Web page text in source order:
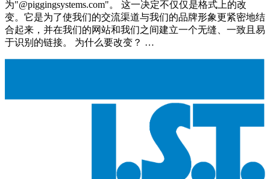
为"@piggingsystems.com"。 这一决定不仅仅是格式上的改
变。它是为了使我们的交流渠道与我们的品牌形象更紧密地结
合起来，并在我们的网站和我们之间建立一个无缝、一致且易
于识别的链接。 为什么要改变？ …